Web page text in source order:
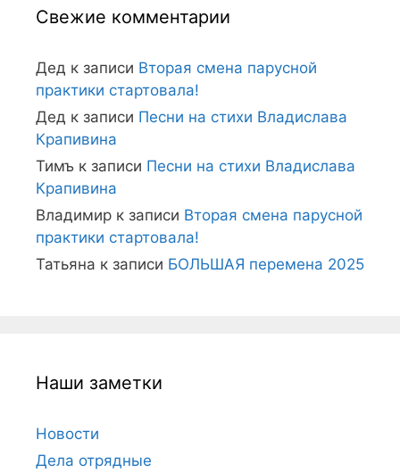
Свежие комментарии
Дед к записи Вторая смена парусной
практики стартовала!
Дед к записи Песни на стихи Владислава
Крапивина
Тимъ к записи Песни на стихи Владислава
Крапивина
Владимир к записи Вторая смена парусной
практики стартовала!
Татьяна к записи БОЛЬШАЯ перемена 2025
Наши заметки
Новости
Дела отрядные